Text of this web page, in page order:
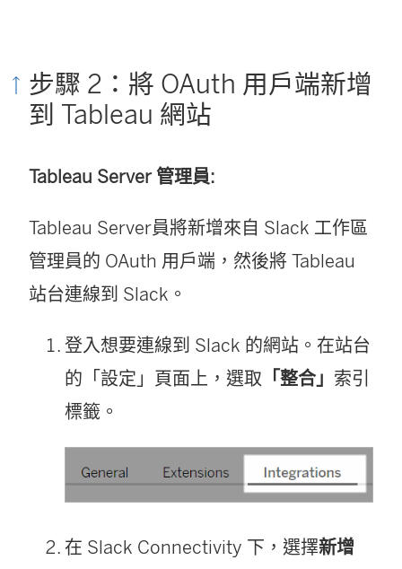
新
視
開
啟
)
步驟 2：將 OAuth 用戶端新增
到 Tableau 網站
Tableau Server 管理員:
Tableau Server員將新增來自 Slack 工作區
管理員的 OAuth 用戶端，然後將 Tableau
站台連線到 Slack。
登入想要連線到 Slack 的網站。在站台
的「設定」頁面上，選取 「整合」 索引
標籤。
在 Slack Connectivity 下，選擇新增